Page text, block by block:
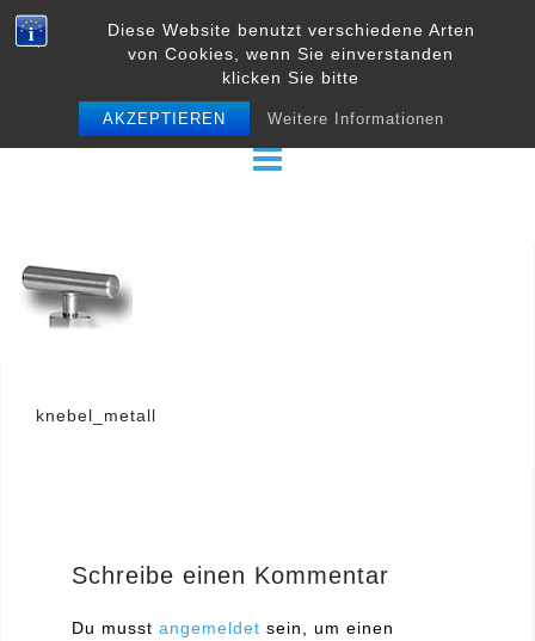
Diese Website benutzt verschiedene Arten
von Cookies, wenn Sie einverstanden
klicken Sie bitte
AKZEPTIEREN Weitere Informationen
Skip
Beitragsnavigation
knebel_metall
Schreibe einen Kommentar
Du musst angemeldet sein, um einen